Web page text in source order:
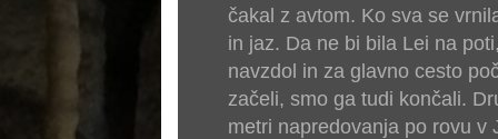
čakal z avtom. Ko sva se
in jaz. Da ne bi bila Lei na
navzdol in za glavno cesto
začeli, smo ga tudi končali.
metri napredovanja po rovu v